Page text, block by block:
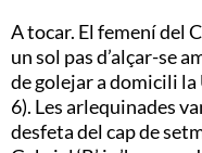
A tocar. El femení del
un sol pas d’alçar-se
de golejar a domicili
6). Les arlequinades
desfeta del cap de